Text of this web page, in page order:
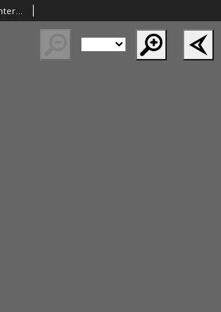
Kresy Zachodnie: pismo poświęcone obronie interesów narodowych na zachodnich ziemiach Polski 1925.04.24 R.3 Nr94